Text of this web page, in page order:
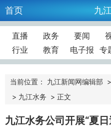
首页 九
直播 政务 要闻
行业
教育 电子报 专
当前位置： 九江新闻网编辑部 >
> 九江水务 > 正文
九江水务公司开展“夏